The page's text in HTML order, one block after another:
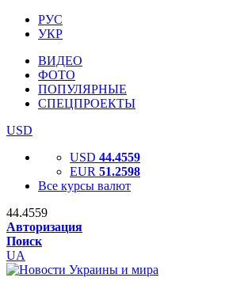
РУС
УКР
ВИДЕО
ФОТО
ПОПУЛЯРНЫЕ
СПЕЦПРОЕКТЫ
USD
USD 44.4559
EUR 51.2598
Все курсы валют
44.4559
Авторизация
Поиск
UA